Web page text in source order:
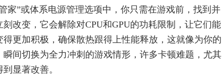
家”或体系电源管理选项中，你只需在游戏前，找到并
改变，它会解除对CPU和GPU的功耗限制，让它们能
更加积极，确保散热跟得上性能释放，这就像为你的
间切换为全力冲刺的游戏情形，许多卡顿难题，尤其
显著改善。